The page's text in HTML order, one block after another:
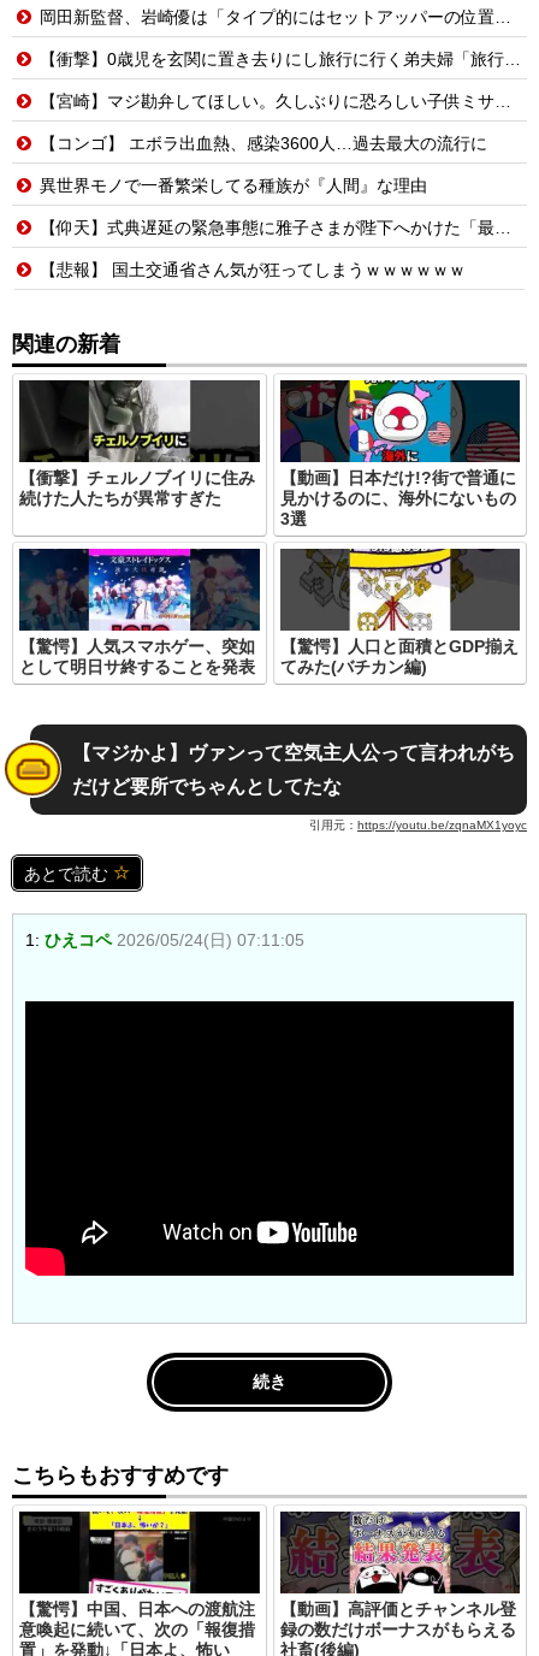
岡田新監督、岩崎優は「タイプ的にはセットアッパーの位置が一番合うてる」←おーん
【衝撃】0歳児を玄関に置き去りにし旅行に行く弟夫婦「旅行中、1ヶ月世話しろw」18年後に返せと言われ「お前らの子供、捨てたよ?」「は!?」
【宮崎】マジ勘弁してほしい。久しぶりに恐ろしい子供ミサイルを見た。
【コンゴ】 エボラ出血熱、感染3600人…過去最大の流行に
異世界モノで一番繁栄してる種族が『人間』な理由
【仰天】式典遅延の緊急事態に雅子さまが陛下へかけた「最高の一言」とは? 楽曲提供:株式会社FLMusic
【悲報】 国土交通省さん気が狂ってしまうｗｗｗｗｗｗ
関連の新着
【衝撃】チェルノブイリに住み
続けた人たちが異常すぎた
【動画】日本だけ!?街で普通に
見かけるのに、海外にないもの
3選
【驚愕】人気スマホゲー、突如
として明日サ終することを発表
【驚愕】人口と面積とGDP揃え
てみた(バチカン編)
【マジかよ】ヴァンって空気主人公って言われがち
だけど要所でちゃんとしてたな
引用元： https://youtu.be/zqnaMX1yoyc
あとで読む
1: ひえコペ 2026/05/24(日) 07:11:05
続き
こちらもおすすめです
【驚愕】中国、日本への渡航注
意喚起に続いて、次の「報復措
置」を発動↓「日本よ、怖い
【動画】高評価とチャンネル登
録の数だけボーナスがもらえる
社畜(後編)